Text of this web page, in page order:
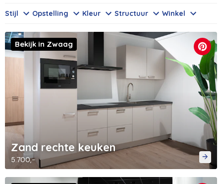
Stijl Opstelling Kleur Structuur Winkel
Zand rechte keuken
5.700,-
Bekijk in Zwaag